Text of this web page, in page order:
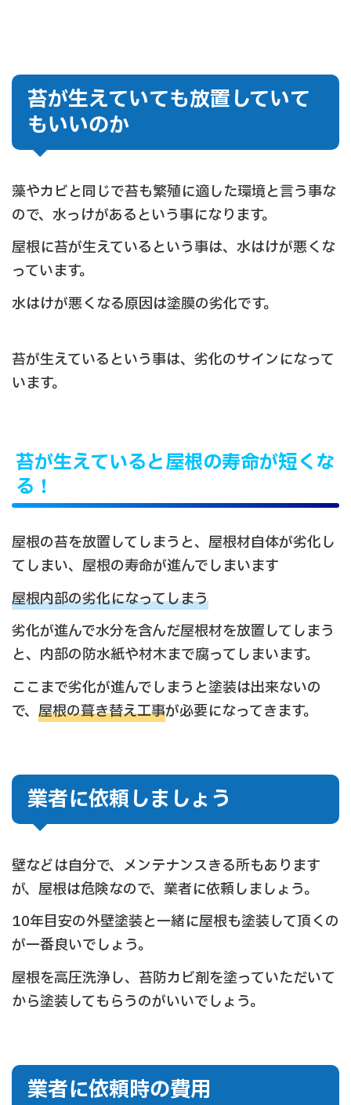
苔が生えていても放置していて
もいいのか
藻やカビと同じで苔も繁殖に適した環境と言う事な
ので、水っけがあるという事になります。
屋根に苔が生えているという事は、水はけが悪くな
っています。
水はけが悪くなる原因は塗膜の劣化です。
苔が生えているという事は、劣化のサインになって
います。
苔が生えていると屋根の寿命が短くな
る！
屋根の苔を放置してしまうと、屋根材自体が劣化し
てしまい、屋根の寿命が進んでしまいます
屋根内部の劣化になってしまう
劣化が進んで水分を含んだ屋根材を放置してしまう
と、内部の防水紙や材木まで腐ってしまいます。
ここまで劣化が進んでしまうと塗装は出来ないの
で、 屋根の葺き替え工事が必要になってきます。
業者に依頼しましょう
壁などは自分で、メンテナンスきる所もあります
が、屋根は危険なので、業者に依頼しましょう。
10年目安の外壁塗装と一緒に屋根も塗装して頂くの
が一番良いでしょう。
屋根を高圧洗浄し、苔防カビ剤を塗っていただいて
から塗装してもらうのがいいでしょう。
業者に依頼時の費用